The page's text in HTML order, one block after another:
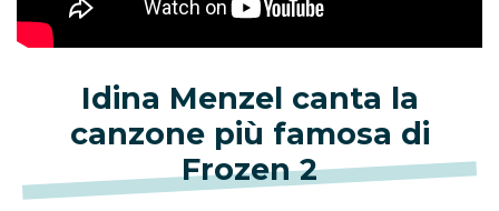
Idina Menzel canta la
canzone più famosa di
Frozen 2